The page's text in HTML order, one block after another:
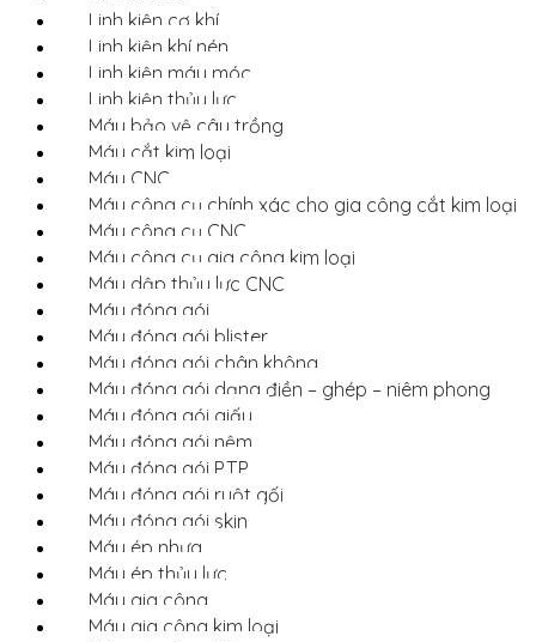
Linh kiện cơ khí
Linh kiện khí nén
Linh kiện máy móc
Linh kiện thủy lực
Máy bảo vệ cây trồng
Máy cắt kim loại
Máy CNC
Máy công cụ chính xác cho gia công cắt kim loại
Máy công cụ CNC
Máy công cụ gia công kim loại
Máy dập thủy lực CNC
Máy đóng gói
Máy đóng gói blister
Máy đóng gói chân không
Máy đóng gói dạng điền – ghép – niêm phong
Máy đóng gói giấy
Máy đóng gói nệm
Máy đóng gói P.T.P
Máy đóng gói ruột gối
Máy đóng gói skin
Máy ép nhựa
Máy ép thủy lực
Máy gia công
Máy gia công kim loại